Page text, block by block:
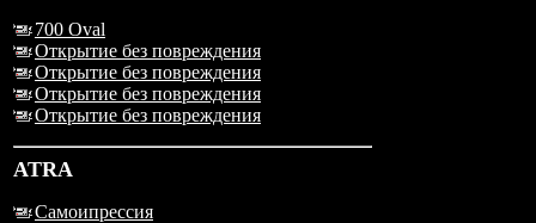
700 Oval
Открытие без повреждения
Открытие без повреждения
Открытие без повреждения
Открытие без повреждения
ATRA
Самоипрессия